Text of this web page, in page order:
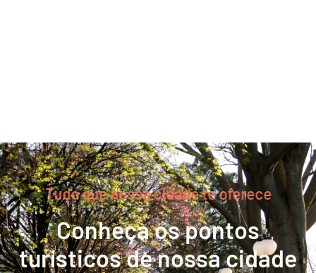
Tudo que nossa cidade te oferece
Conheça os pontos
turísticos de nossa cidade